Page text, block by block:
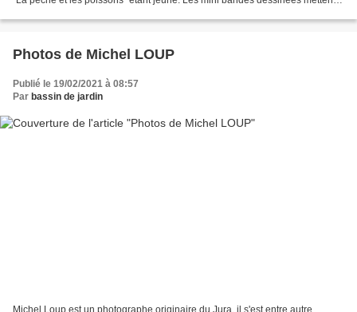
Photos de Michel LOUP
Publié le 19/02/2021 à 08:57
Par bassin de jardin
Michel Loup est un photographe originaire du Jura, il s'est entre autre